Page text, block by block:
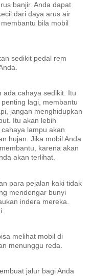
banjir. Anda dapat
dari daya arus air
bila mobil
sedikit pedal rem
ada cahaya sedikit. Itu
lagi, membantu
jangan menghidupkan
Itu akan lebih
lampu akan
hujan. Jika mobil Anda
karena akan
akan terlihat.
para pejalan kaki tidak
mendengar bunyi
indera mereka.
melihat mobil di
menunggu reda.
jalur bagi Anda